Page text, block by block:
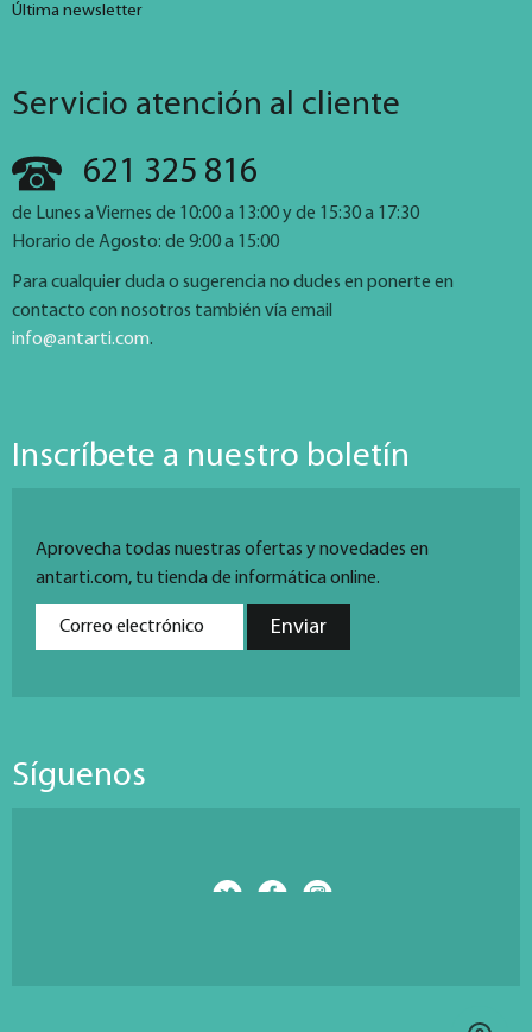
Última newsletter
Servicio atención al cliente
621 325 816
de Lunes a Viernes de 10:00 a 13:00 y de 15:30 a 17:30
Horario de Agosto: de 9:00 a 15:00
Para cualquier duda o sugerencia no dudes en ponerte en
contacto con nosotros también vía email
info@antarti.com.
Inscríbete a nuestro boletín
Aprovecha todas nuestras ofertas y novedades en
antarti.com, tu tienda de informática online.
Síguenos